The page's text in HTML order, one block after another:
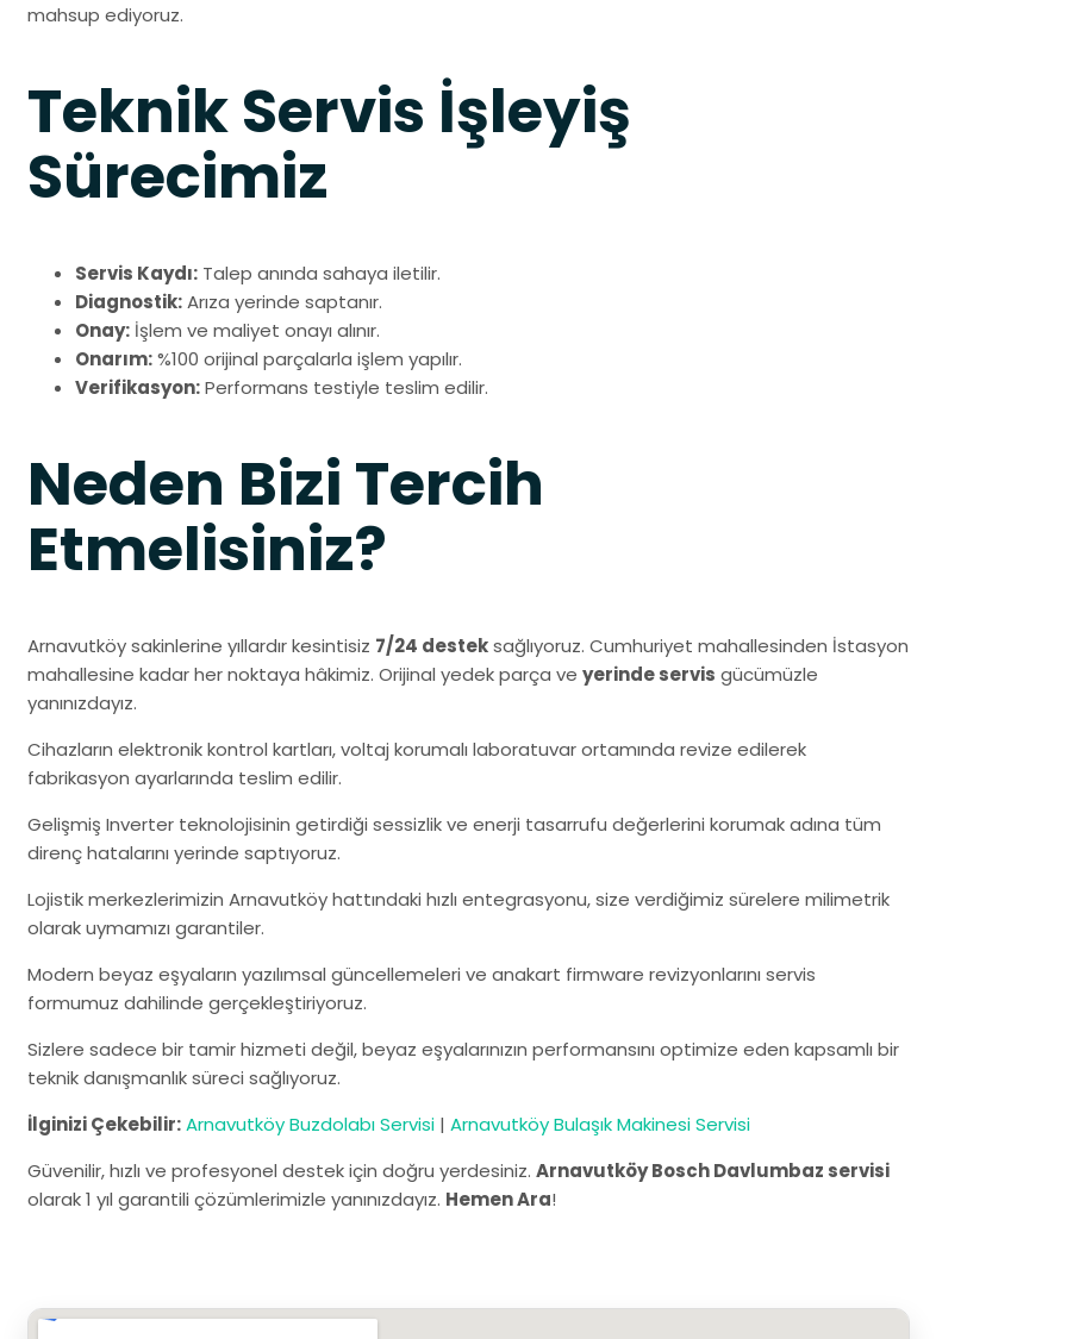
mahsup ediyoruz.
Teknik Servis İşleyiş
Sürecimiz
Servis Kaydı: Talep anında sahaya iletilir.
Diagnostik:Arıza yerinde saptanır.
Onay: İşlem ve maliyet onayı alınır.
Onarım:%100 orijinal parçalarla işlem yapılır.
Verifikasyon:Performans testiyle teslim edilir.
Neden Bizi Tercih
Etmelisiniz?
Arnavutköy sakinlerine yıllardır kesintisiz 7/24 desteksağlıyoruz. Cumhuriyet mahallesinden İstasyon
mahallesine kadar her noktaya hâkimiz. Orijinal yedek parça ve yerinde servis gücümüzle
yanınızdayız.
Cihazların elektronik kontrol kartları, voltaj korumalı laboratuvar ortamında revize edilerek
fabrikasyon ayarlarında teslim edilir.
Gelişmiş Inverter teknolojisinin getirdiği sessizlik ve enerji tasarrufu değerlerini korumak adına tüm
direnç hatalarını yerinde saptıyoruz.
Lojistik merkezlerimizin Arnavutköy hattındaki hızlı entegrasyonu, size verdiğimiz sürelere milimetrik
olarak uymamızı garantiler.
Modern beyaz eşyaların yazılımsal güncellemeleri ve anakart firmware revizyonlarını servis
formumuz dahilinde gerçekleştiriyoruz.
Sizlere sadece bir tamir hizmeti değil, beyaz eşyalarınızın performansını optimize eden kapsamlı bir
teknik danışmanlık süreci sağlıyoruz.
İlginizi Çekebilir:Arnavutköy Buzdolabı Servisi | Arnavutköy Bulaşık Makinesi Servisi
Güvenilir, hızlı ve profesyonel destek için doğru yerdesiniz. Arnavutköy Bosch Davlumbaz servisi
olarak 1 yıl garantili çözümlerimizle yanınızdayız. Hemen Ara!